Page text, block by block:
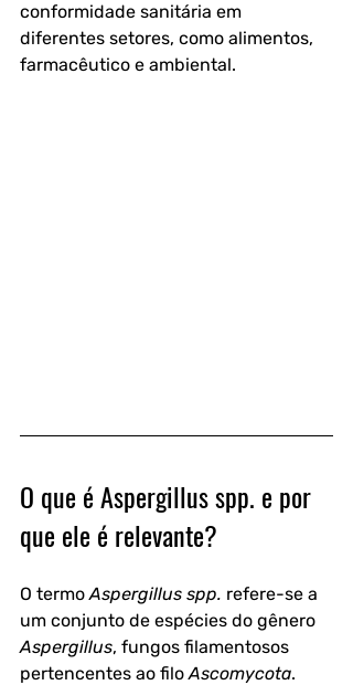
conformidade sanitária em
diferentes setores, como alimentos,
farmacêutico e ambiental.
O que é Aspergillus spp. e por
que ele é relevante?
O termo Aspergillus spp. refere-se a
um conjunto de espécies do gênero
Aspergillus, fungos filamentosos
pertencentes ao filo Ascomycota.